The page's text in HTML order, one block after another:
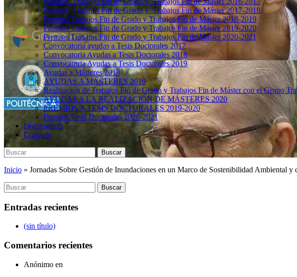
Premios Trabajos Fin de Grado y Trabajos Fin de Máster 2017-2018
Premios Trabajos Fin de Grado y Trabajos Fin de Máster 2018-2019
Premios Trabajos Fin de Grado y Trabajos Fin de Máster 2019-2020
Premios Trabajos Fin de Grado y Trabajos Fin de Máster 2020-2021
Convocatoria ayudas a Tesis Doctorales 2017
Convocatoria Ayudas a Tesis Doctorales 2018
Convocatoria Ayudas a Tesis Doctorales 2019
Ayudas a Másteres 2018
AYUDAS A MÁSTERES 2019
Realización de Trabajos Fin de Grado y Trabajos Fin de Máster con el Grupo
AYUDAS A LA REALIZACIÓN DE MÁSTERES 2020
PREMIOS A TESIS DOCTORALES 2019-2020
Premios Tesis Doctorales 2020-2021
Documentos
Contacto
Buscar:
Buscar
Inicio » Jornadas Sobre Gestión de Inundaciones en un Marco de Sostenibilidad Ambiental
Buscar:
Buscar
Entradas recientes
(sin título)
Comentarios recientes
Anónimo en